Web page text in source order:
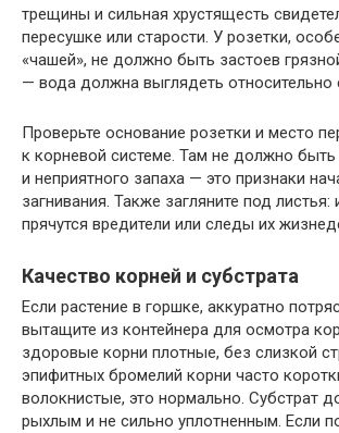
трещины и сильная хрустящесть
пересушке или старости. У розетки,
«чашей», не должно быть застоев
— вода должна выглядеть относительно
Проверьте основание розетки и место
к корневой системе. Там не должно быть
и неприятного запаха — это признаки
загнивания. Также загляните под листья:
прячутся вредители или следы их
Качество корней и субстрата
Если растение в горшке, аккуратно
вытащите из контейнера для осмотра
здоровые корни плотные, без слизкой
эпифитных бромелий корни часто
волокнистые, это нормально. Субстрат
рыхлым и не сильно уплотненным. Если